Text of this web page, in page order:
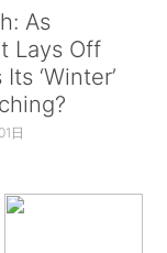
As
Lays Off
‘Winter’
日